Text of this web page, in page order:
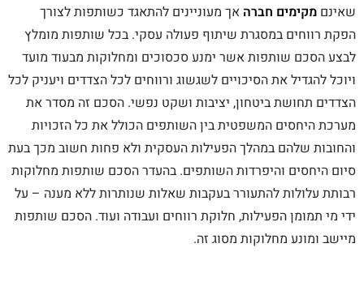
שאינם מקימים חברה אך מעוניינים להתאגד כשותפות לצורך
הפקת רווחים במסגרת שיתוף פעולה עסקי. בכל שותפות מומלץ
לבצע הסכם שותפות אשר ימנע סכסוכים ומחלוקות מבעוד מועד
ויוכל להגדיל את הסיכויים לשגשוג ורווחים לכל הצדדים ויעניק לכל
הצדדים תחושת ביטחון, יציבות ושקט נפשי. הסכם זה מסדר את
מערכת היחסים המשפטית בין השותפים הכולל את כל הזכויות
והחובות שלהם במהלך הפעילות העסקית ולא פחות חשוב מכך בעת
סיום היחסים והיפרדות השותפים. בהעדר הסכם שותפות מחלוקות
רבותת עלולות להתעורר בעקבות שאלות שנותרות ללא מענה – על
ידי מי תמומן הפעילות, חלוקת רווחים ועבודה ועוד. הסכם שותפות
מיישב ומונע מחלוקות מסוג זה.